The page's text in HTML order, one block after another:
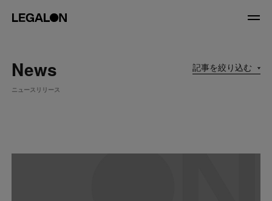
About
Service
News
ニュースリリース
記事を絞り込む